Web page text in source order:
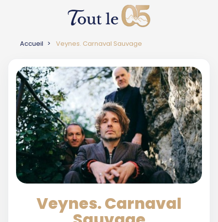
Accueil Veynes. Carnaval Sauvage
Veynes. Carnaval